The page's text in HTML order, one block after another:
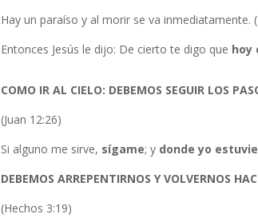
Hay un paraíso y al morir se va
Entonces Jesús le dijo: De cierto te digo que hoy
COMO IR AL CIELO: DEBEMOS SEGUIR LOS
(Juan 12:26)
Si alguno me sirve, sígame; y donde yo
DEBEMOS ARREPENTIRNOS Y
(Hechos 3:19)